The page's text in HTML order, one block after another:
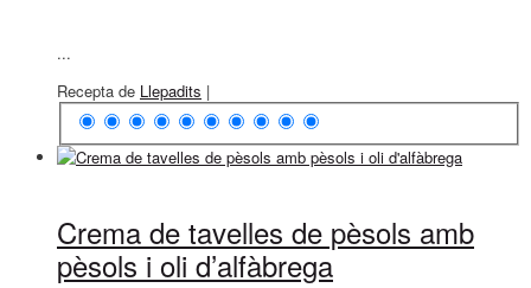
...
Recepta de Llepadits |
Crema de tavelles de pèsols amb
pèsols i oli d’alfàbrega